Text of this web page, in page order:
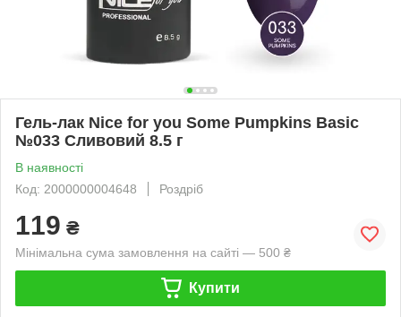
Гель-лак Nice for you Some Pumpkins Basic
№033 Сливовий 8.5 г
В наявності
Код: 2000000004648
Роздріб
119 ₴
Мінімальна сума замовлення на сайті — 500 ₴
Купити